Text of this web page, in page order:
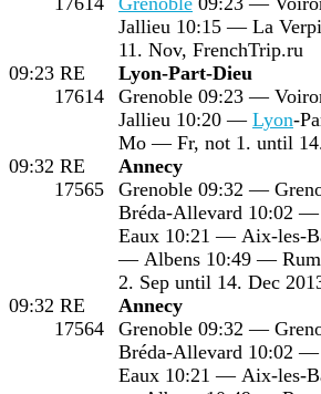
Jallieu 10:15 — La
11. Nov, FrenchTrip.ru
09:23 RE
17614
Lyon-Part-Dieu
Grenoble 09:23 —
Jallieu 10:20 — Lyon-
Mo — Fr, not 1. until
09:32 RE
17565
Annecy
Grenoble 09:32 —
Bréda-Allevard 10:02 —
Eaux 10:21 — Aix-les-
— Albens 10:49 —
2. Sep until 14. Dec
09:32 RE
17564
Annecy
Grenoble 09:32 —
Bréda-Allevard 10:02 —
Eaux 10:21 — Aix-les-